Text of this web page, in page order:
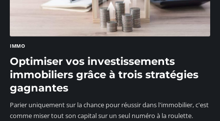
IMMO
Optimiser vos investissements
immobiliers grâce à trois stratégies
gagnantes
Parier uniquement sur la chance pour réussir dans l'immobilier, c'est
comme miser tout son capital sur un seul numéro à la roulette.